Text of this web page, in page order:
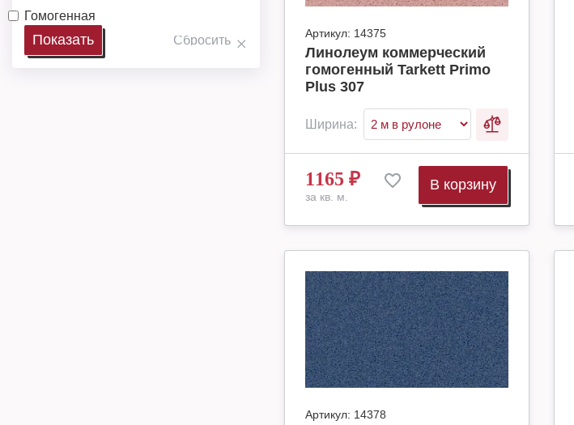
Гомогенная
Артикул: 14375
Линолеум коммерческий
гомогенный Tarkett Primo
Plus 307
Ширина:
1165 ₽
за кв. м.
В корзину
Артикул: 14378